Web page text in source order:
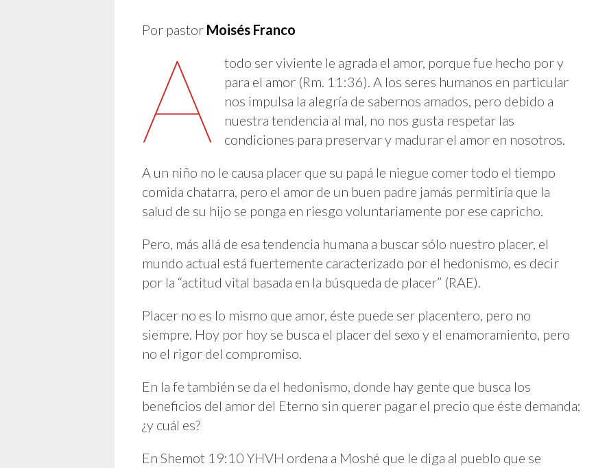
Por pastor Moisés Franco
A
todo ser viviente le agrada el amor, porque fue hecho por y
para el amor (Rm. 11:36). A los seres humanos en particular
nos impulsa la alegría de sabernos amados, pero debido a
nuestra tendencia al mal, no nos gusta respetar las
condiciones para preservar y madurar el amor en nosotros.
A un niño no le causa placer que su papá le niegue comer todo el tiempo
comida chatarra, pero el amor de un buen padre jamás permitiría que la
salud de su hijo se ponga en riesgo voluntariamente por ese capricho.
Pero, más allá de esa tendencia humana a buscar sólo nuestro placer, el
mundo actual está fuertemente caracterizado por el hedonismo, es decir
por la “actitud vital basada en la búsqueda de placer” (RAE).
Placer no es lo mismo que amor, éste puede ser placentero, pero no
siempre. Hoy por hoy se busca el placer del sexo y el enamoramiento, pero
no el rigor del compromiso.
En la fe también se da el hedonismo, donde hay gente que busca los
beneficios del amor del Eterno sin querer pagar el precio que éste demanda;
¿y cuál es?
En Shemot 19:10 YHVH ordena a Moshé que le diga al pueblo que se